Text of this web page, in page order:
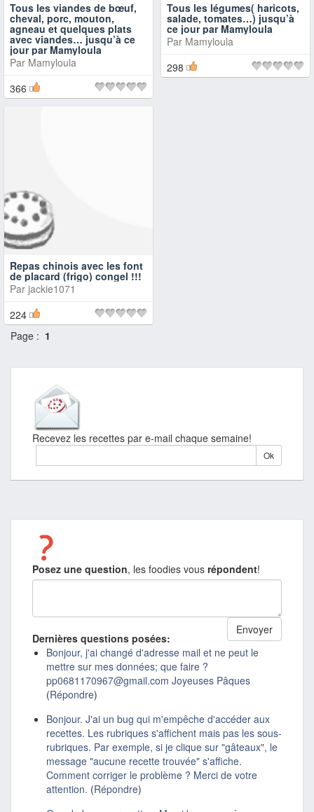
Tous les viandes de bœuf,
cheval, porc, mouton,
agneau et quelques plats
avec viandes… jusqu’à ce
jour par Mamyloula
Par Mamyloula
366
Tous les légumes( haricots,
salade, tomates…) jusqu’à
ce jour par Mamyloula
Par Mamyloula
298
Repas chinois avec les font
de placard (frigo) congel !!!
Par jackie1071
224
Page : 1
Recevez les recettes par e-mail chaque semaine!
Posez une question, les foodies vous répondent!
Dernières questions posées:
Bonjour, j'ai changé d'adresse mail et ne peut le
mettre sur mes données; que faire ?
pp0681170967@gmail.com Joyeuses Pâques
(Répondre)
Bonjour. J'ai un bug qui m'empêche d'accéder aux
recettes. Les rubriques s'affichent mais pas les sous-
rubriques. Par exemple, si je clique sur "gâteaux", le
message "aucune recette trouvée" s'affiche.
Comment corriger le problème ? Merci de votre
attention. (Répondre)